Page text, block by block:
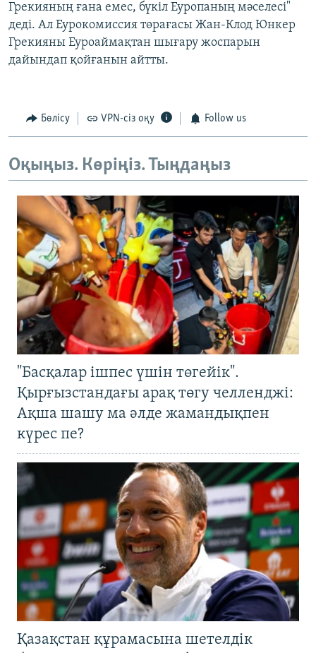
Грекияның ғана емес, бүкіл Еуропаның мәселесі"
деді. Ал Еурокомиссия төрағасы Жан-Клод Юнкер
Грекияны Еуроаймақтан шығару жоспарын
дайындап қойғанын айтты.
Бөлісу VPN-сіз оқу Follow us
Оқыңыз. Көріңіз. Тыңдаңыз
"Басқалар ішпес үшін төгейік".
Қырғызстандағы арақ төгу челленджі:
Ақша шашу ма әлде жамандықпен
күрес пе?
Қазақстан құрамасына шетелдік